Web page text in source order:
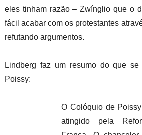
eles tinham razão – Zwínglio que o
fácil acabar com os protestantes
refutando argumentos.
Lindberg faz um resumo do que
Poissy:
O Colóquio de
atingido pela